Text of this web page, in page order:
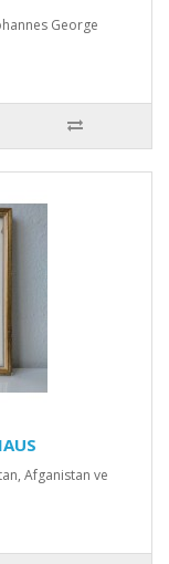
George
Afganistan ve